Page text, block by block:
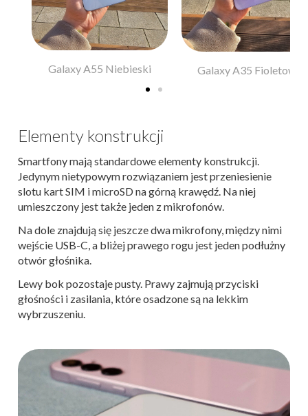
Galaxy A55 Niebieski Galaxy A35 Fioletowy
Elementy konstrukcji
Smartfony mają standardowe elementy konstrukcji.
Jedynym nietypowym rozwiązaniem jest przeniesienie
slotu kart SIM i microSD na górną krawędź. Na niej
umieszczony jest także jeden z mikrofonów.
Na dole znajdują się jeszcze dwa mikrofony, między nimi
wejście USB-C, a bliżej prawego rogu jest jeden podłużny
otwór głośnika.
Lewy bok pozostaje pusty. Prawy zajmują przyciski
głośności i zasilania, które osadzone są na lekkim
wybrzuszeniu.